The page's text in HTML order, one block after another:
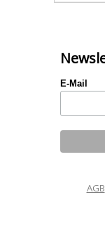
E-Mail
AGB